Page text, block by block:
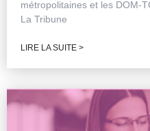
métropolitaines et les DOM-
La Tribune
LIRE LA SUITE >